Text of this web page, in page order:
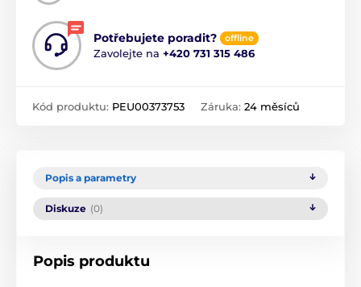
Potřebujete poradit? offline
Zavolejte na +420 731 315 486
Kód produktu: PEU00373753 Záruka: 24 měsíců
Popis a parametry
Diskuze (0)
Popis produktu